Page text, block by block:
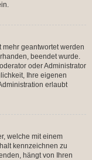
geantwortet werden
beendet wurde.
oder Administrator
Ihre eigenen
erlaubt
welche mit einem
kennzeichnen zu
hängt von Ihren